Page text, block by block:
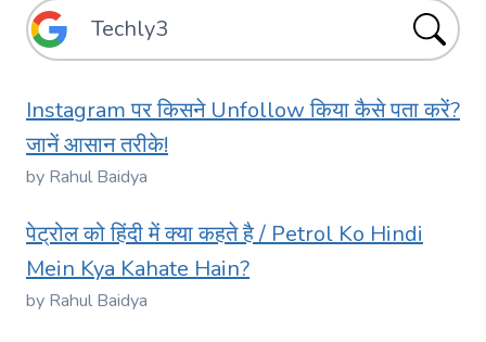
Instagram पर किसने Unfollow किया कैसे पता करें?
जानें आसान तरीके!
by Rahul Baidya
पेट्रोल को हिंदी में क्या कहते है / Petrol Ko Hindi
Mein Kya Kahate Hain?
by Rahul Baidya